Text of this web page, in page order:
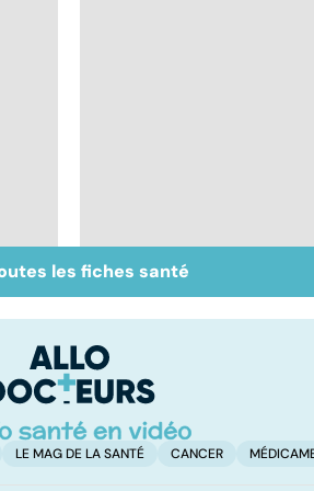
le
Grossesse : gare au
diabète
les fiches santé
LE MAG DE LA SANTÉ CANCER